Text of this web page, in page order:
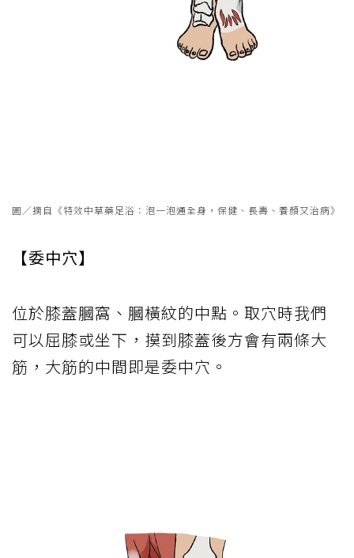
圖／摘自《特效中草藥足浴：泡一泡通全身，保健、長壽、養顏又治病》
【委中穴】
位於膝蓋膕窩、膕橫紋的中點。取穴時我們
可以屈膝或坐下，摸到膝蓋後方會有兩條大
筋，大筋的中間即是委中穴。